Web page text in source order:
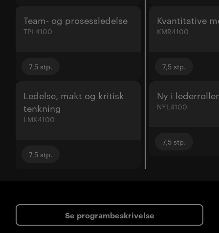
Team- og prosessledelse
TPL4100
7,5 stp.
Ledelse, makt og kritisk
tenkning
LMK4100
7,5 stp.
Kvantitative
KMR4100
7,5 stp.
Ny i
NYL4100
7,5 stp.
Se programbeskrivelse